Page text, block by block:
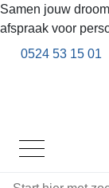
Samen jouw
afspraak voor
0524 53 15 01